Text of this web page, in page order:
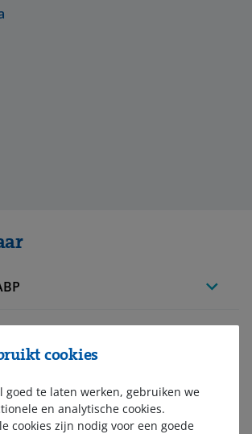
cookies
goed te laten werken, gebruiken we
en analytische cookies.
cookies zijn nodig voor een goede